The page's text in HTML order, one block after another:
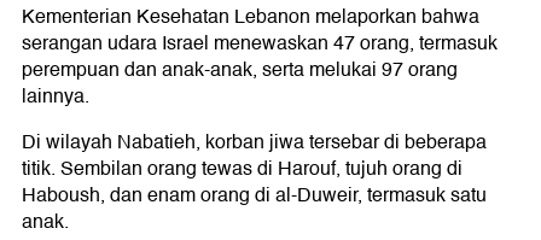
Kementerian Kesehatan Lebanon melaporkan bahwa
serangan udara Israel menewaskan 47 orang, termasuk
perempuan dan anak-anak, serta melukai 97 orang
lainnya.
Di wilayah Nabatieh, korban jiwa tersebar di beberapa
titik. Sembilan orang tewas di Harouf, tujuh orang di
Haboush, dan enam orang di al-Duweir, termasuk satu
anak.